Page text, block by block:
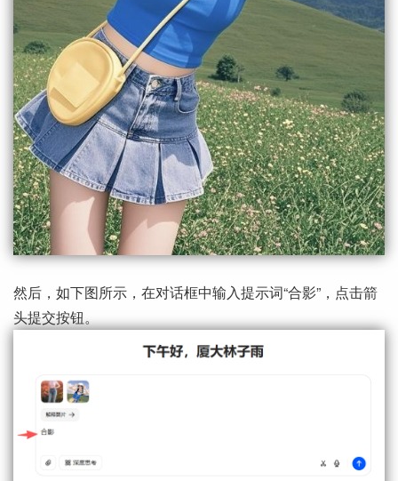
然后，如下图所示，在对话框中输入提示词“合影”，点击箭
头提交按钮。